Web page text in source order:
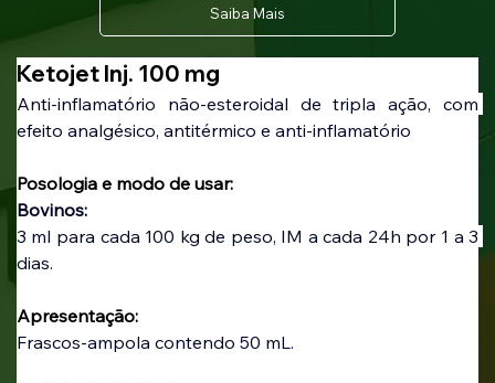
Ketojet Inj. 100 mg
Anti-inflamatório não-esteroidal de tripla ação, com
efeito analgésico, antitérmico e anti-inflamatório
Posologia e modo de usar:
Bovinos:
3 ml para cada 100 kg de peso, IM a cada 24h por 1 a 3
dias.
Apresentação:
Frascos-ampola contendo 50 mL.
Saiba Mais